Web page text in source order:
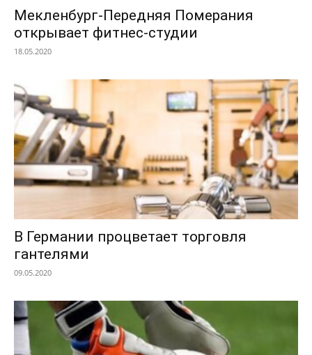
Мекленбург-Передняя Померания
открывает фитнес-студии
18.05.2020
В Германии процветает торговля
гантелями
09.05.2020